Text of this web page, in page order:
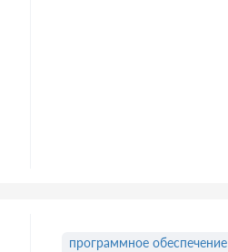
программное обеспечение